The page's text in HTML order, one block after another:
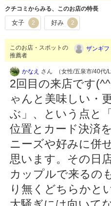
クチコミからみる、このお店の特長
女子 2 好み 2
このお店・スポットの
推薦者
ザンギフ
かなえ さん （女性/五泉市/40代/
2回目の来店です
ゃんと美味しい・
ぶ」、という点と
位置とカード決済
ニーズや好みに併
思います。その日
カップルで来るの
り無くどちらかと